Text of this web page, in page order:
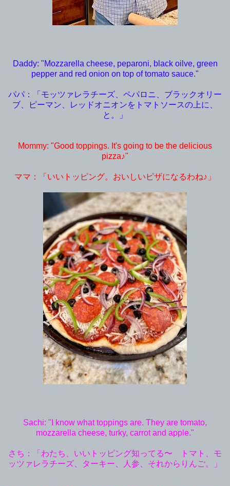
Daddy: "Mozzarella cheese, peparoni, black oilve, green
pepper and red onion on top of tomato sauce."
パパ：「モッツァレラチーズ、ペパロニ、ブラックオリー
ブ、ピーマン、レッドオニオンをトマトソースの上に、
と。」
Mommy: "Good toppings. It's going to be the delicious
pizza♪"
ママ：「いいトッピング。おいしいピザになるわね♪」
Sachi: "I know what toppings are. They are tomato,
mozzarella cheese, turky, carrot and apple."
さち：「わたち、いいトッピング知ってる〜 トマト、モ
ッツァレラチーズ、ターキー、人参、それからりんご。」